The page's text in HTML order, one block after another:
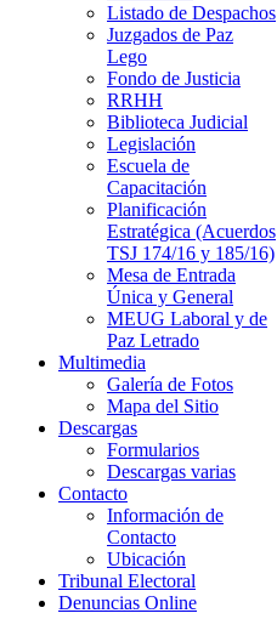
Listado de Despachos
Juzgados de Paz
Lego
Fondo de Justicia
RRHH
Biblioteca Judicial
Legislación
Escuela de
Capacitación
Planificación
Estratégica (Acuerdos
TSJ 174/16 y 185/16)
Mesa de Entrada
Única y General
MEUG Laboral y de
Paz Letrado
Multimedia
Galería de Fotos
Mapa del Sitio
Descargas
Formularios
Descargas varias
Contacto
Información de
Contacto
Ubicación
Tribunal Electoral
Denuncias Online